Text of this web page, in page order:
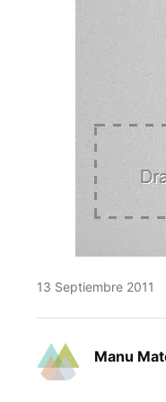
13 Septiembre 2011
Manu